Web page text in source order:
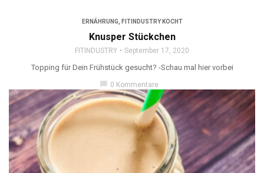
ERNÄHRUNG FITINDUSTRY KOCHT
Knusper Stückchen
FITINDUSTRY September 17, 2020
Topping für Dein Frühstück gesucht? -Schau mal hier vorbei
chat_bubble 0 Kommentare